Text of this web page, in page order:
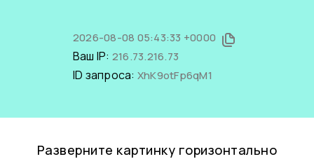
2026-08-08 05:43:33 +0000
Ваш IP: 216.73.216.73
ID запроса: XhK9otFp6qM1
Разверните картинку горизонтально